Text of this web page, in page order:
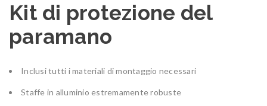
Kit di protezione del
paramano
Inclusi tutti i materiali di montaggio necessari
Staffe in alluminio estremamente robuste